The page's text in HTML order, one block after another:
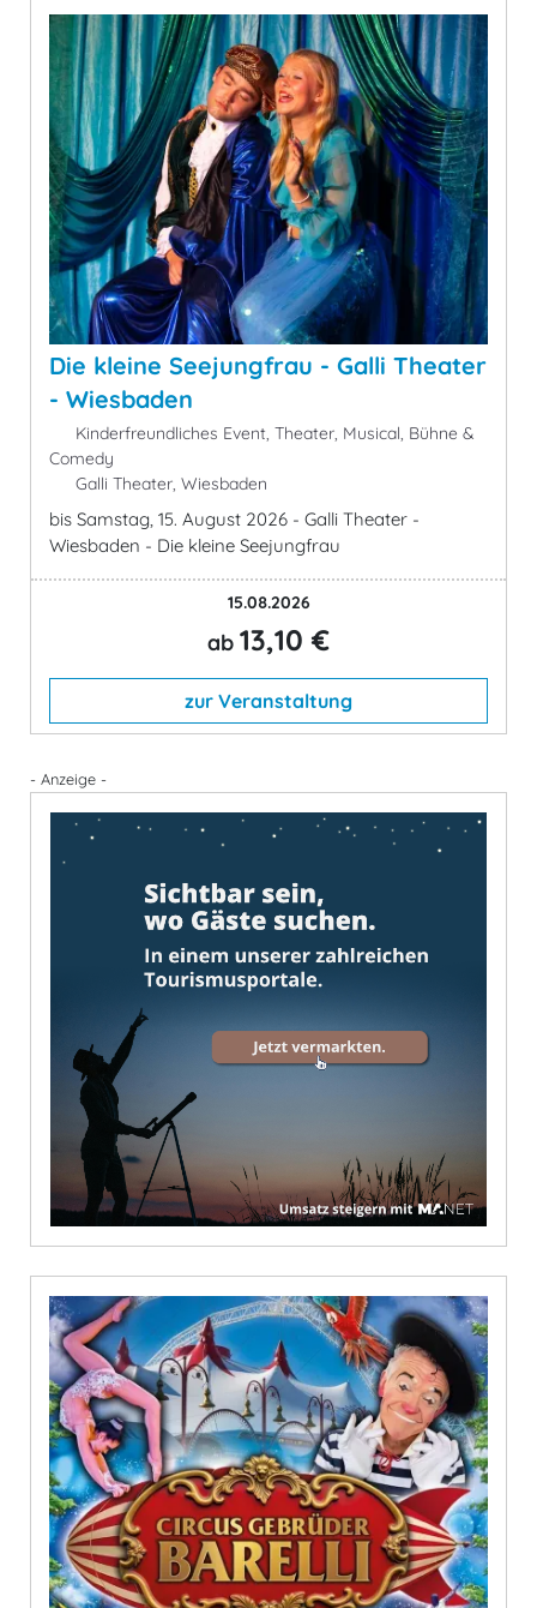
Die kleine Seejungfrau - Galli Theater
- Wiesbaden
Kinderfreundliches Event, Theater, Musical, Bühne &
Comedy
Galli Theater, Wiesbaden
bis Samstag, 15. August 2026 - Galli Theater -
Wiesbaden - Die kleine Seejungfrau
15.08.2026
ab 13,10 €
zur Veranstaltung
- Anzeige -